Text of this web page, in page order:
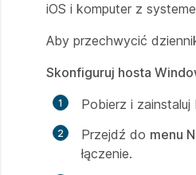
iOS i komputer z
Aby przechwycić
Skonfiguruj hosta
Pobierz i
Przejdź do menu
łączenie.